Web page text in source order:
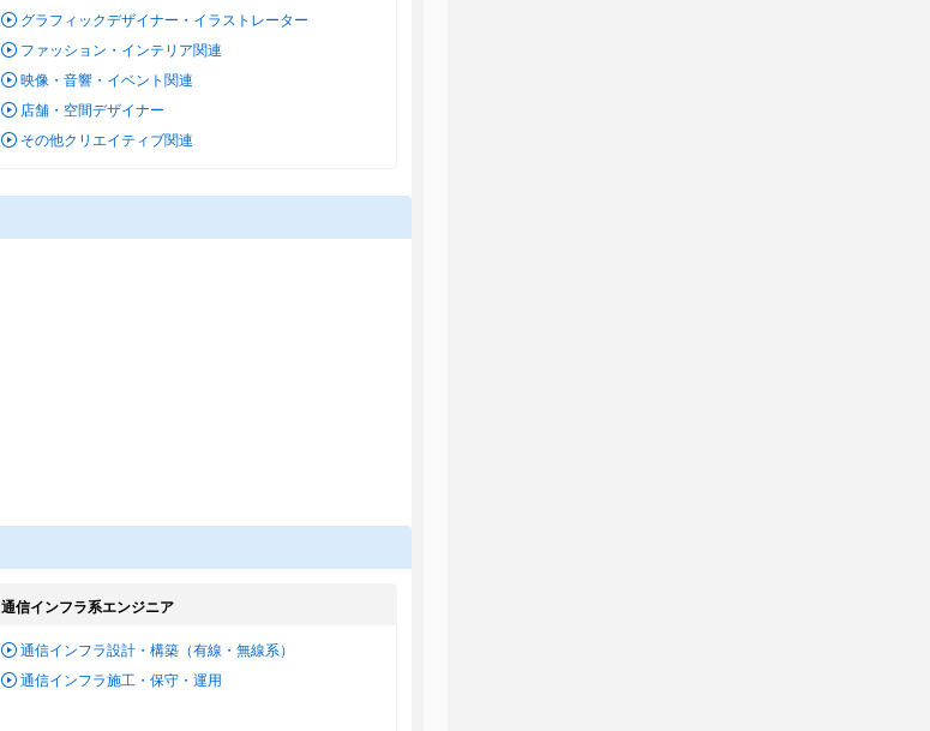
グラフィックデザイナー・イラストレーター
ファッション・インテリア関連
映像・音響・イベント関連
店舗・空間デザイナー
その他クリエイティブ関連
通信インフラ系エンジニア
通信インフラ設計・構築（有線・無線系）
通信インフラ施工・保守・運用